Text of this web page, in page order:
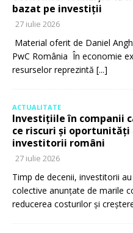
bazat pe investiții
27 iulie 2026
Material oferit de Daniel
PwC România În economie
resurselor reprezintă [...]
ACTUALITATE
Investițiile în companii
ce riscuri și oportunități
investitorii români
27 iulie 2026
Timp de decenii, investitorii
colective anunțate de marile
reducerea costurilor și